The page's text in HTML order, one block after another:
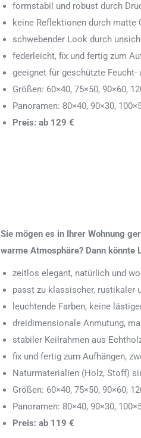
formstabil und robust durch
keine Reflektionen durch matte
schwebender Look durch
federleicht, fix und fertig zum
geeignet für geschützte Feucht-
Größen: 60×40, 75×50, 90×60,
Panoramen: 80×40, 90×30,
Preis: ab 129 €
Sie mögen es in Ihrer Wohnung
warme Atmosphäre? Dann könnte
zeitlos elegant, natürlich und
passt zu klassischer, rustikaler
leuchtende Farben, keine
dreidimensionale Anmutung,
stabiler Keilrahmen aus
fix und fertig zum Aufhängen,
Naturmaterialien (Holz, Stoff)
Größen: 60×40, 75×50, 90×60,
Panoramen: 80×40, 90×30,
Preis: ab 119 €